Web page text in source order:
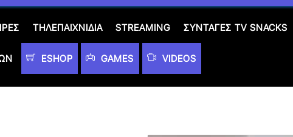
ΤΗΛΕΠΑΙΧΝΊΔΙΑ STREAMING ΣΥΝΤΑΓΈΣ TV SNACKS
ESHOP GAMES VIDEOS